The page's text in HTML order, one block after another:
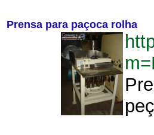
Prensa para paçoca rolha